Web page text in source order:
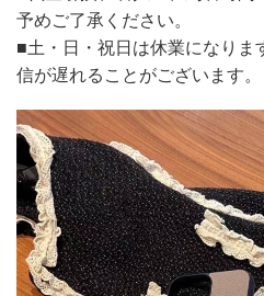
予めご了承ください。
■土・日・祝日は休業になりま
信が遅れることがございます。